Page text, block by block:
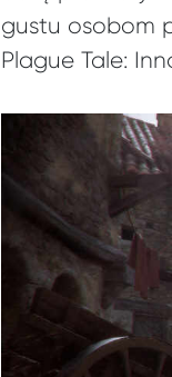
gustu osobom
Plague Tale: